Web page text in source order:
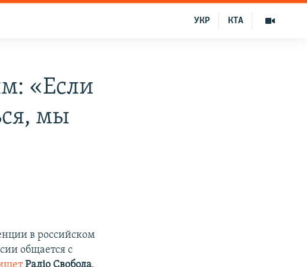
КТА
УКР
«Если
мы
в российском
общается с